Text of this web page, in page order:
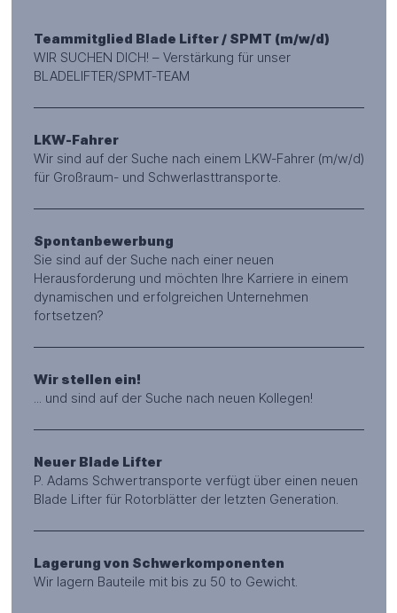
Teammitglied Blade Lifter / SPMT (m/w/d)
WIR SUCHEN DICH! – Verstärkung für unser
BLADELIFTER/SPMT-TEAM
LKW-Fahrer
Wir sind auf der Suche nach einem LKW-Fahrer (m/w/d)
für Großraum- und Schwerlasttransporte.
Spontanbewerbung
Sie sind auf der Suche nach einer neuen
Herausforderung und möchten Ihre Karriere in einem
dynamischen und erfolgreichen Unternehmen
fortsetzen?
Wir stellen ein!
... und sind auf der Suche nach neuen Kollegen!
Neuer Blade Lifter
P. Adams Schwertransporte verfügt über einen neuen
Blade Lifter für Rotorblätter der letzten Generation.
Lagerung von Schwerkomponenten
Wir lagern Bauteile mit bis zu 50 to Gewicht.